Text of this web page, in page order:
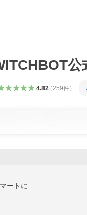
4.82（ 259件）
ートに